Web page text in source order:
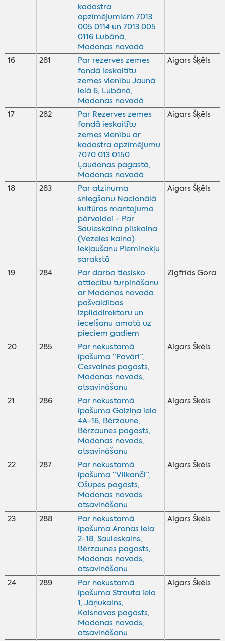
kadastra
apzīmējumiem 7013
005 0114 un 7013 005
0116 Lubānā,
Madonas novadā
16
281
Par rezerves zemes
fondā ieskaitītu
zemes vienību Jaunā
ielā 6, Lubānā,
Madonas novadā
Aigars Šķēls
17 282
Par Rezerves zemes
fondā ieskaitītu
zemes vienību ar
kadastra apzīmējumu
7070 013 0150
Ļaudonas pagastā,
Madonas novadā
Aigars Šķēls
18 283
Par atzinuma
sniegšanu Nacionālā
kultūras mantojuma
pārvaldei - Par
Sauleskalna pilskalna
(Vezeles kalna)
iekļaušanu Pieminekļu
sarakstā
Aigars Šķēls
19 284
Par darba tiesisko
attiecību turpināšanu
ar Madonas novada
pašvaldības
izpilddirektoru un
iecelšanu amatā uz
pieciem gadiem
Zigfrīds Gora
20 285
Par nekustamā
īpašuma “Pavāri”,
Cesvaines pagasts,
Madonas novads,
atsavināšanu
Aigars Šķēls
21 286
Par nekustamā
īpašuma Gaiziņa iela
4A-16, Bērzaune,
Bērzaunes pagasts,
Madonas novads,
atsavināšanu
Aigars Šķēls
22 287
Par nekustamā
īpašuma “Vilkanči”,
Ošupes pagasts,
Madonas novads
atsavināšanu
Aigars Šķēls
23 288
Par nekustamā
īpašuma Aronas iela
2-18, Sauleskalns,
Bērzaunes pagasts,
Madonas novads,
atsavināšanu
Aigars Šķēls
24 289
Par nekustamā
īpašuma Strauta iela
1, Jāņukalns,
Kalsnavas pagasts,
Madonas novads,
atsavināšanu
Aigars Šķēls